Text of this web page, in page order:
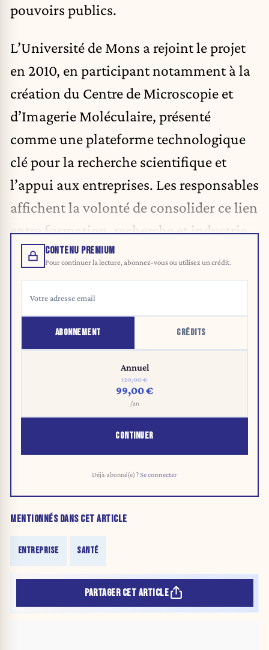
pouvoirs publics.
L’Université de Mons a rejoint le projet
en 2010, en participant notamment à la
création du Centre de Microscopie et
d’Imagerie Moléculaire, présenté
comme une plateforme technologique
clé pour la recherche scientifique et
l’appui aux entreprises. Les responsables
affichent la volonté de consolider ce lien
entre formation, recherche et industrie.
CONTENU PREMIUM
Pour continuer la lecture, abonnez-vous ou utilisez un crédit.
ABONNEMENT CRÉDITS
Annuel
120,00 €
99,00 €
/an
CONTINUER
Déjà abonné(e) ?Se connecter
MENTIONNÉS DANS CET ARTICLE
ENTREPRISE SANTÉ
PARTAGER CET ARTICLE